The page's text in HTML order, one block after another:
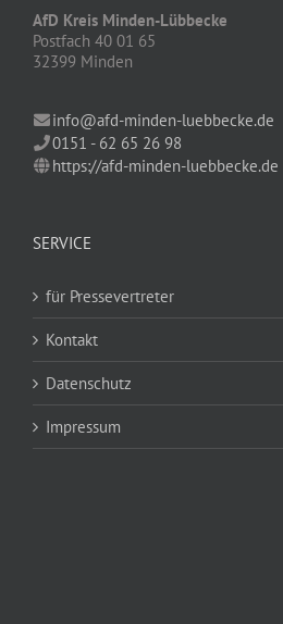
AfD Kreis Minden-Lübbecke
Postfach 40 01 65
32399 Minden
info@afd-minden-luebbecke.de
0151 - 62 65 26 98
https://afd-minden-luebbecke.de
SERVICE
für Pressevertreter
Kontakt
Datenschutz
Impressum